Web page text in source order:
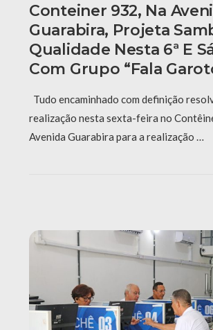
Conteiner 932, Na
Guarabira, Projeta
Qualidade Nesta 6ª E
Com Grupo “Fala
Tudo encaminhado com definição
realização nesta sexta-feira no
Avenida Guarabira para a realização …